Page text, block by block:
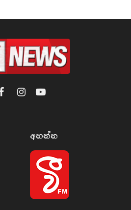
FacebookInstagramYouTube
අහන්​න